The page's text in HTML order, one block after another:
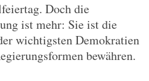
Doch die
ist mehr: Sie ist die
wichtigsten Demokratien
bewähren.